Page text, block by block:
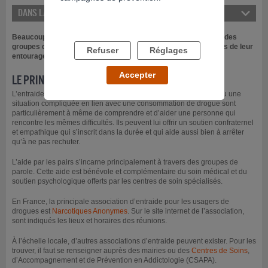
DANS LA MÊME RUBRIQUE
Beaucoup moins développés que pour les problèmes d’alcool, des
groupes d’entraide pour les usagers de drogue ou les membres de leur
entourage existent.
LE PRINCIPE DE L’ENTRAIDE
L’entraide s’appuie sur le principe général que ceux qui ont connu une
situation compliquée en lien avec une consommation de drogue sont
particulièrement à même de comprendre et d’aider une personne qui
rencontre les mêmes difficultés. Ils peuvent lui offrir un soutien confraternel
et empathique qui s’inscrit dans la durée et qui aide aussi bien à arrêter
qu’à ne pas rechuter.
L’aide par les pairs s’incarne principalement à travers des groupes de
parole. Cette aide est bénévole et complémentaire du soin médical et du
soutien psychologique offerts par les centres de soin spécialisés.
En France, la principale association d’entraide pour les usagers de
drogues est Narcotiques Anonymes. Sur le site internet de l’association,
sont indiqués les lieux et horaires des réunions.
À l’échelle locale, d’autres associations d’entraide peuvent exister. Pour les
trouver, il faut se renseigner auprès des mairies ou des Centres de Soins,
d’Accompagnement et de Prévention en Addictologie (CSAPA).
Refuser Réglages
Accepter